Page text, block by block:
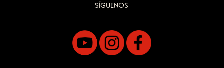
SÍGUENOS